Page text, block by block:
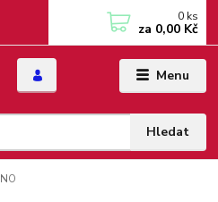
Menu
Hledat
0 ks
za 0,00 Kč